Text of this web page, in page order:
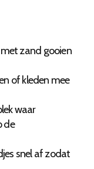
zand gooien
of kleden mee
waar
de
snel af zodat